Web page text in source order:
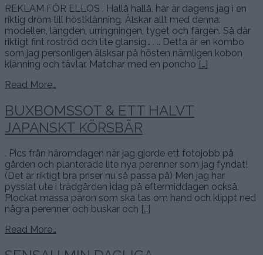
REKLAM FÖR ELLOS . Hallå hallå, här är dagens jag i en
riktig dröm till höstklänning. Älskar allt med denna:
modellen, längden, urringningen, tyget och färgen. Så där
riktigt fint roströd och lite glansig… . .. Detta är en kombo
som jag personligen älsksar på hösten nämligen kobon
klänning och tävlar. Matchar med en poncho […]
Read More…
BUXBOMSSOT & ETT HALVT
JAPANSKT KÖRSBÄR
. Pics från häromdagen när jag gjorde ett fotojobb på
gården och planterade lite nya perenner som jag fyndat!
(Det är riktigt bra priser nu så passa på) Men jag har
pysslat ute i trädgården idag på eftermiddagen också.
Plockat massa päron som ska tas om hand och klippt ned
några perenner och buskar och […]
Read More…